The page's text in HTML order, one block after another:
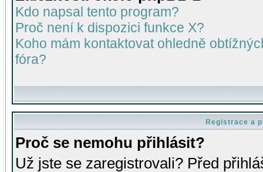
Kdo napsal tento program?
Proč není k dispozici funkce X?
Koho mám kontaktovat ohledně
fóra?
Registrace a
Proč se nemohu přihlásit?
Už jste se zaregistrovali? Před